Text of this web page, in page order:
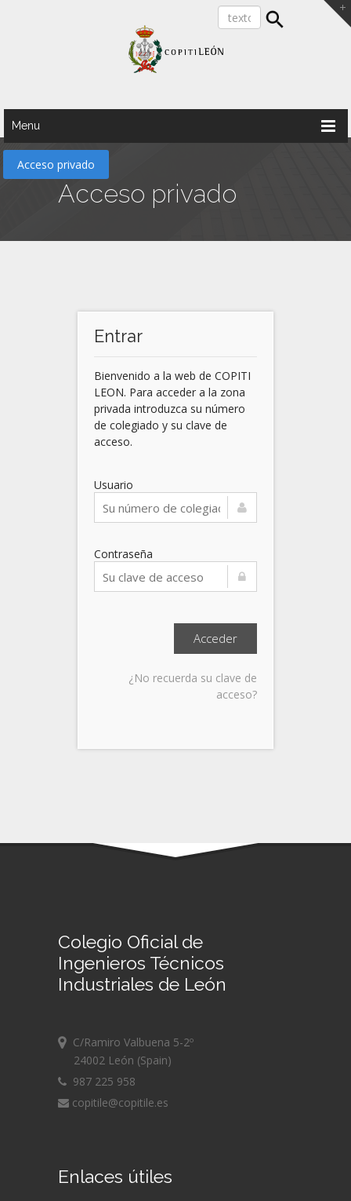
Menu
Acceso privado
Acceso privado
Entrar
Bienvenido a la web de COPITI
LEON. Para acceder a la zona
privada introduzca su número
de colegiado y su clave de
acceso.
Usuario
Contraseña
¿No recuerda su clave de
acceso?
Colegio Oficial de
Ingenieros Técnicos
Industriales de León
C/Ramiro Valbuena 5-2º
24002 León (Spain)
987 225 958
copitile@copitile.es
Enlaces útiles